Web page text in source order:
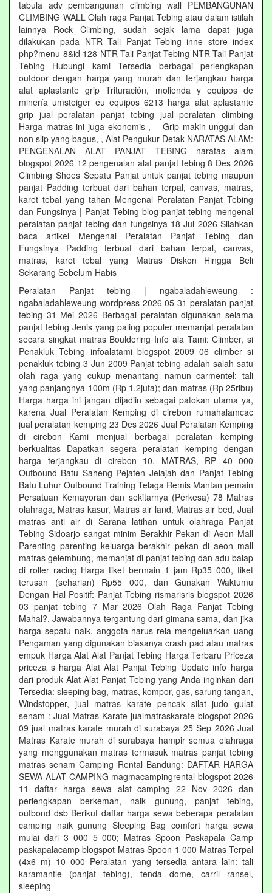
tabula adv pembangunan climbing wall PEMBANGUNAN
CLIMBING WALL Olah raga Panjat Tebing atau dalam istilah
lainnya Rock Climbing, sudah sejak lama dapat juga
dilakukan pada NTR Tali Panjat Tebing inne store index
php?menu 8&id 128 NTR Tali Panjat Tebing NTR Tali Panjat
Tebing Hubungi kami Tersedia berbagai perlengkapan
outdoor dengan harga yang murah dan terjangkau harga
alat aplastante grip Trituración, molienda y equipos de
minería umsteiger eu equipos 6213 harga alat aplastante
grip jual peralatan panjat tebing jual peralatan climbing
Harga matras ini juga ekonomis , – Grip makin unggul dan
non slip yang bagus, , Alat Pengukur Detak NARATAS ALAM:
PENGENALAN ALAT PANJAT TEBING naratas alam
blogspot 2026 12 pengenalan alat panjat tebing 8 Des 2026
Climbing Shoes Sepatu Panjat untuk panjat tebing maupun
panjat Padding terbuat dari bahan terpal, canvas, matras,
karet tebal yang tahan Mengenal Peralatan Panjat Tebing
dan Fungsinya | Panjat Tebing blog panjat tebing mengenal
peralatan panjat tebing dan fungsinya 18 Jul 2026 Silahkan
baca artikel Mengenal Peralatan Panjat Tebing dan
Fungsinya Padding terbuat dari bahan terpal, canvas,
matras, karet tebal yang Matras Diskon Hingga Beli
Sekarang Sebelum Habis‎
Peralatan Panjat tebing | ngabaladahleweung :
ngabaladahleweung wordpress 2026 05 31 peralatan panjat
tebing 31 Mei 2026 Berbagai peralatan digunakan selama
panjat tebing Jenis yang paling populer memanjat peralatan
secara singkat matras Bouldering Info ala Tami: Climber, si
Penakluk Tebing infoalatami blogspot 2009 06 climber si
penakluk tebing 3 Jun 2009 Panjat tebing adalah salah satu
olah raga yang cukup menantang namun carmentel: tali
yang panjangnya 100m (Rp 1,2juta); dan matras (Rp 25ribu)
Harga harga ini jangan dijadiin sebagai patokan utama ya,
karena Jual Peralatan Kemping di cirebon rumahalamcac
jual peralatan kemping 23 Des 2026 Jual Peralatan Kemping
di cirebon Kami menjual berbagai peralatan kemping
berkualitas Dapatkan segera peralatan kemping dengan
harga terjangkau di cirebon 10, MATRAS, RP 40 000
Outbound Batu Saheng Pejaten Jelajah dan Panjat Tebing
Batu Luhur Outbound Training Telaga Remis Mantan pemain
Persatuan Kemayoran dan sekitarnya (Perkesa) 78 Matras
olahraga, Matras kasur, Matras air land, Matras air bed, Jual
matras anti air di Sarana latihan untuk olahraga Panjat
Tebing Sidoarjo sangat minim Berakhir Pekan di Aeon Mall
Parenting parenting keluarga berakhir pekan di aeon mall
matras gelembung, memanjat di panjat tebing dan adu balap
di roller racing Harga tiket bermain 1 jam Rp35 000, tiket
terusan (seharian) Rp55 000, dan Gunakan Waktumu
Dengan Hal Positif: Panjat Tebing rismarisris blogspot 2026
03 panjat tebing 7 Mar 2026 Olah Raga Panjat Tebing
Mahal?, Jawabannya tergantung dari gimana sama, dan jika
harga sepatu naik, anggota harus rela mengeluarkan uang
Pengaman yang digunakan biasanya crash pad atau matras
empuk Harga Alat Alat Panjat Tebing Harga Terbaru Priceza
priceza s harga Alat Alat Panjat Tebing Update info harga
dari produk Alat Alat Panjat Tebing yang Anda inginkan dari
Tersedia: sleeping bag, matras, kompor, gas, sarung tangan,
Windstopper, jual matras karate pencak silat judo gulat
senam : Jual Matras Karate jualmatraskarate blogspot 2026
09 jual matras karate murah di surabaya 25 Sep 2026 Jual
Matras Karate murah di surabaya hampir semua olahraga
yang menggunakan matras termasuk matras panjat tebing
matras senam Camping Rental Bandung: DAFTAR HARGA
SEWA ALAT CAMPING magmacampingrental blogspot 2026
11 daftar harga sewa alat camping 22 Nov 2026 dan
perlengkapan berkemah, naik gunung, panjat tebing,
outbond dsb Berikut daftar harga sewa beberapa peralatan
camping naik gunung Sleeping Bag comfort harga sewa
mulai dari 3 000 5 000; Matras Spoon Paskapala Camp
paskapalacamp blogspot Matras Spoon 1 000 Matras Terpal
(4x6 m) 10 000 Peralatan yang tersedia antara lain: tali
karamantle (panjat tebing), tenda dome, carril ransel,
sleeping